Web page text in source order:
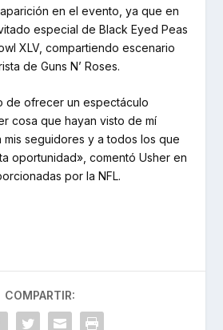
en el evento, ya que en
especial de Black Eyed Peas
XLV, compartiendo escenario
de Guns N’ Roses.
de ofrecer un espectáculo
cosa que hayan visto de mí
mis seguidores y a todos los que
oportunidad», comentó Usher en
por la NFL.
COMPARTIR: